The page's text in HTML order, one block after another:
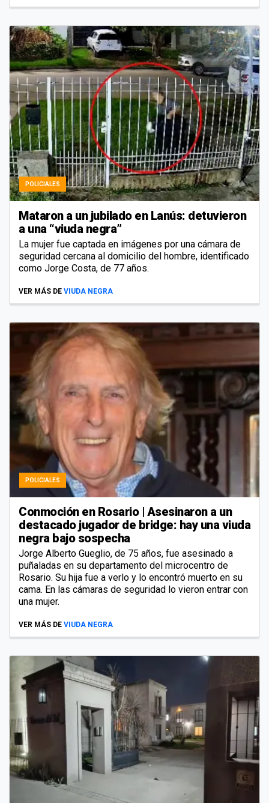
POLICIALES
Mataron a un jubilado en Lanús: detuvieron
a una “viuda negra”
La mujer fue captada en imágenes por una cámara de
seguridad cercana al domicilio del hombre, identificado
como Jorge Costa, de 77 años.
VER MÁS DE VIUDA NEGRA
POLICIALES
Conmoción en Rosario | Asesinaron a un
destacado jugador de bridge: hay una viuda
negra bajo sospecha
Jorge Alberto Gueglio, de 75 años, fue asesinado a
puñaladas en su departamento del microcentro de
Rosario. Su hija fue a verlo y lo encontró muerto en su
cama. En las cámaras de seguridad lo vieron entrar con
una mujer.
VER MÁS DE VIUDA NEGRA